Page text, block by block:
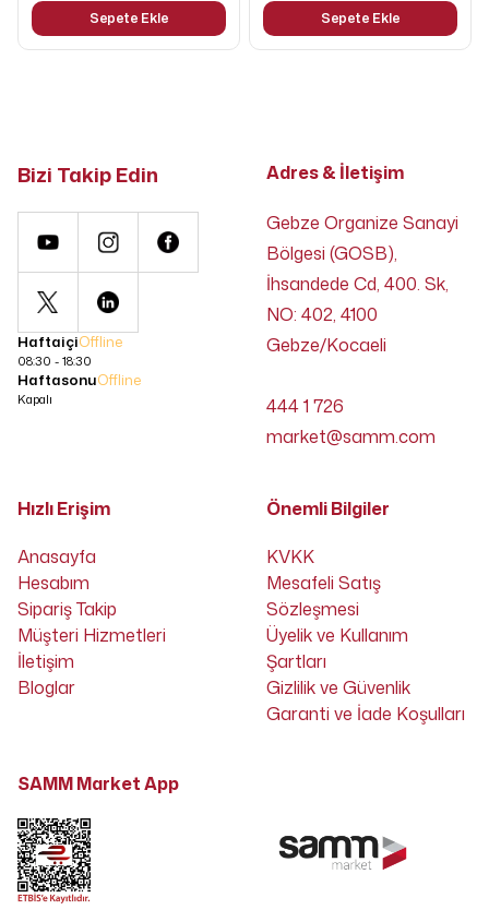
Sepete Ekle Sepete Ekle
Bizi Takip Edin
HaftaiçiOffline
08:30 - 18:30
HaftasonuOffline
Kapalı
Adres & İletişim
Gebze Organize Sanayi
Bölgesi (GOSB),
İhsandede Cd, 400. Sk,
NO: 402, 4100
Gebze/Kocaeli
444 1 726
market@samm.com
Hızlı Erişim
Anasayfa
Hesabım
Sipariş Takip
Müşteri Hizmetleri
İletişim
Bloglar
Önemli Bilgiler
KVKK
Mesafeli Satış
Sözleşmesi
Üyelik ve Kullanım
Şartları
Gizlilik ve Güvenlik
Garanti ve İade Koşulları
SAMM Market App